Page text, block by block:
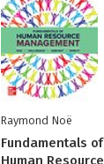
Raymond Noë
Fundamentals of
Human Resource